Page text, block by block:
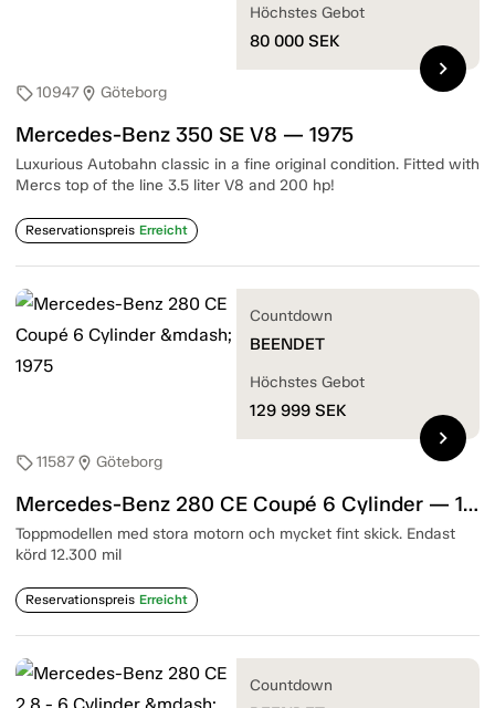
sell10947location_on Göteborg
Mercedes-Benz 350 SE V8 — 1975
Luxurious Autobahn classic in a fine original condition. Fitted with
Mercs top of the line 3.5 liter V8 and 200 hp!
Reservationspreis Erreicht
Höchstes Gebot
80 000 SEK
chevron_right
sell11587location_on Göteborg
Mercedes-Benz 280 CE Coupé 6 Cylinder — 1975
Toppmodellen med stora motorn och mycket fint skick. Endast
körd 12.300 mil
Reservationspreis Erreicht
Countdown
BEENDET
Höchstes Gebot
129 999 SEK
chevron_right
Countdown